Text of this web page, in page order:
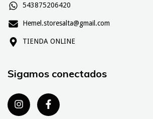
543875206420
Hemel.storesalta@gmail.com
TIENDA ONLINE
Sigamos conectados